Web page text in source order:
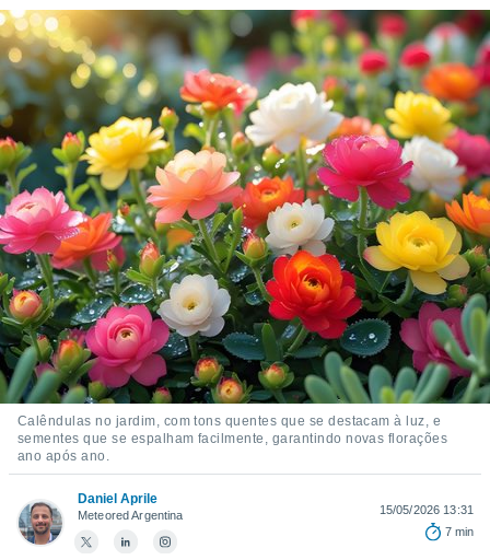
e
forma
digital
recolhidas
ou
permite-
a nossa
de alta
botão
ao
ou
ACEITAR
E
CONTINUAR
CONFIGURAÇÕES
Calêndulas no jardim, com tons quentes que se destacam à luz, e
sementes que se espalham facilmente, garantindo novas florações
ano após ano.
Daniel Aprile
Meteored Argentina
15/05/2026 13:31
7 min